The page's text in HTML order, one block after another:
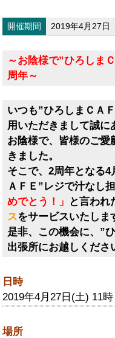
開催期間 2019年4月27日
～お陰様で”ひろしま
周年～
いつも”ひろしまＣＡ
用いただきまして誠に
お陰様で、皆様のご愛
きました。
そこで、2周年となる4
ＡＦＥ”レジで汁なし
めでとう！」
と言われ
スをサービスいたしま
是非、この機会に、”
出張所にお越しくださ
日時
2019年4月27日(土) 11
場所